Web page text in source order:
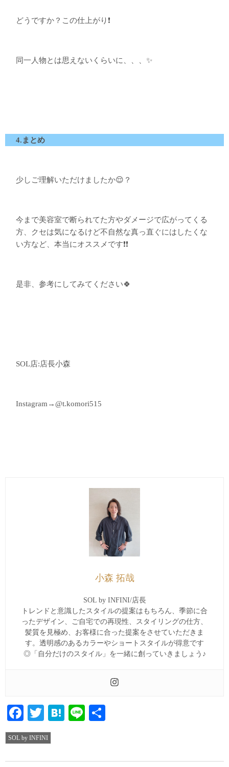
どうですか？この仕上がり❗️
同一人物とは思えないくらいに、、、✨
4.まとめ
少しご理解いただけましたか😌？
今まで美容室で断られてた方やダメージで広がってくる
方、クセは気になるけど不自然な真っ直ぐにはしたくな
い方など、本当にオススメです❗️❗️
是非、参考にしてみてください🍀
SOL店:店長小森
Instagram→@t.komori515
小森 拓哉
SOL by INFINI/店長
トレンドと意識したスタイルの提案はもちろん、季節に合
ったデザイン、ご自宅での再現性、スタイリングの仕方、
髪質を見極め、お客様に合った提案をさせていただきま
す。透明感のあるカラーやショートスタイルが得意です
◎「自分だけのスタイル」を一緒に創っていきましょう♪
Facebook
TwitterHatena
Line
SOL by INFINI